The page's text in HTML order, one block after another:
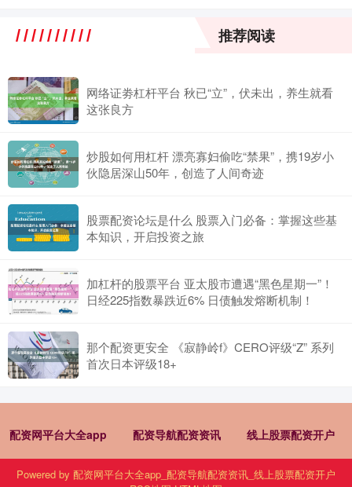
推荐阅读
网络证劵杠杆平台 秋已“立”，伏未出，养生就看
这张良方
炒股如何用杠杆 漂亮寡妇偷吃“禁果”，携19岁小
伙隐居深山50年，创造了人间奇迹
股票配资论坛是什么 股票入门必备：掌握这些基
本知识，开启投资之旅
加杠杆的股票平台 亚太股市遭遇“黑色星期一”！
日经225指数暴跌近6% 日债触发熔断机制！
那个配资更安全 《寂静岭f》CERO评级“Z” 系列
首次日本评级18+
配资网平台大全app 配资导航配资资讯 线上股票配资开户
Powered by 配资网平台大全app_配资导航配资资讯_线上股票配资开户